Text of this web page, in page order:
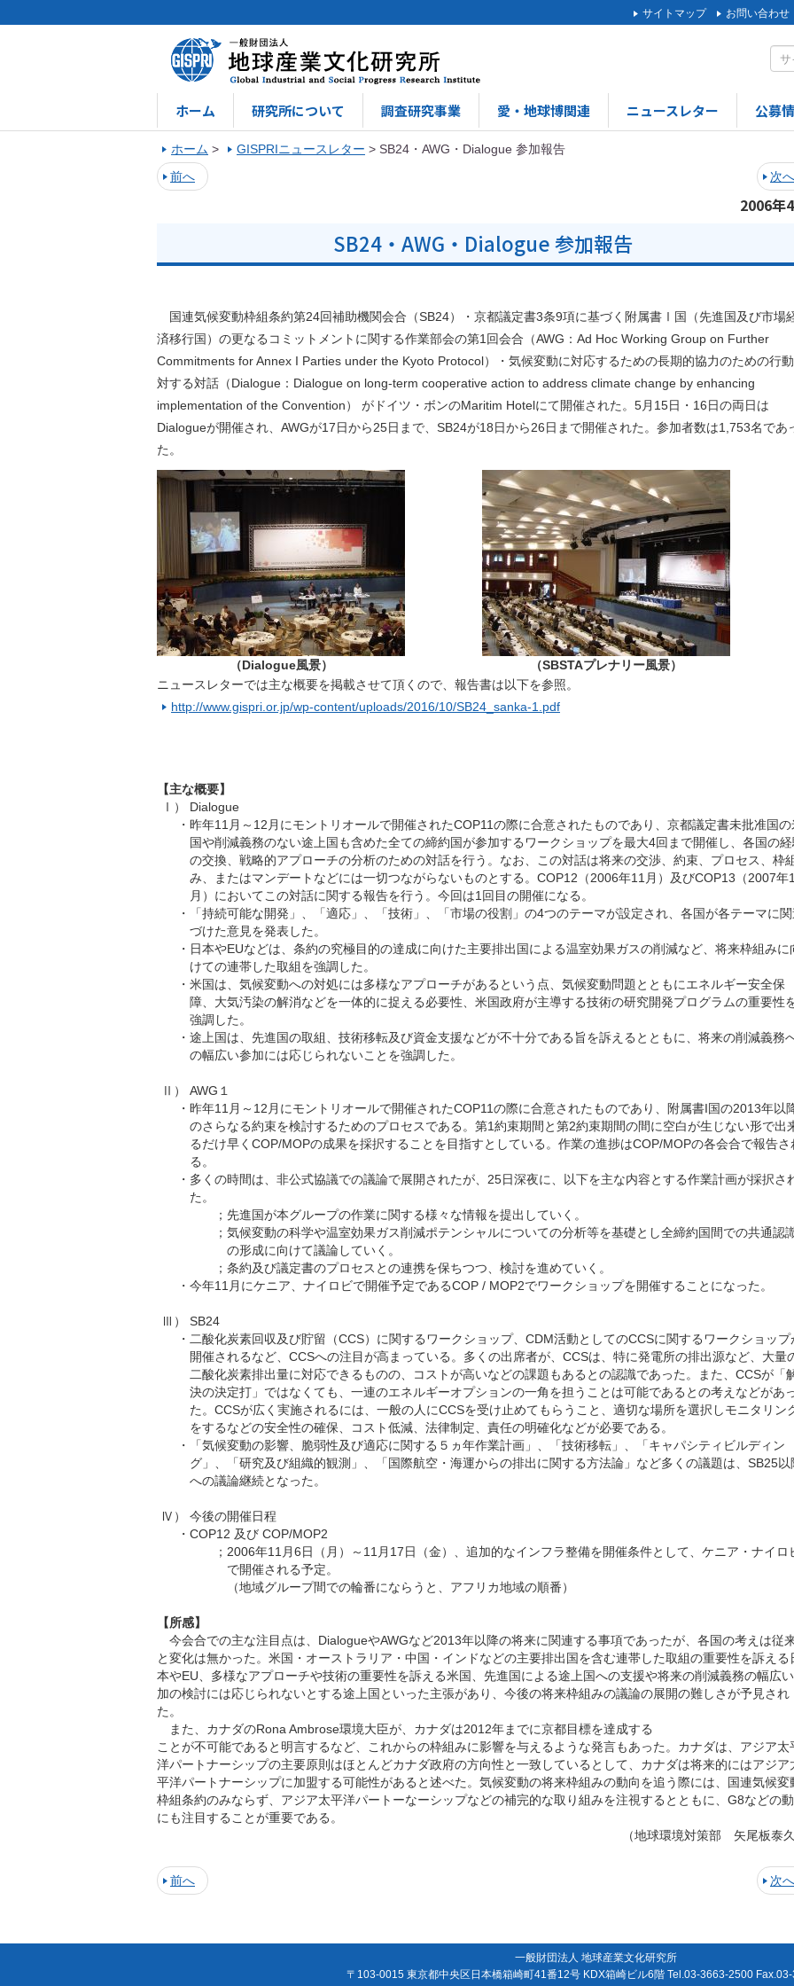
サイトマップ お問い合わせ
ホーム 研究所について 調査研究事業 愛・地球博関連 ニュースレター 公募
ホーム > GISPRIニュースレター > SB24・AWG・Dialogue 参加報告
前へ
次へ
2006年
SB24・AWG・Dialogue 参加報告
国連気候変動枠組条約第24回補助機関会合（SB24）・京都議定書3条9項に基づく附属書Ⅰ国（先進国及び市場
済移行国）の更なるコミットメントに関する作業部会の第1回会合（AWG：Ad Hoc Working Group on Further
Commitments for Annex I Parties under the Kyoto Protocol）・気候変動に対応するための長期的協力のための行
対する対話（Dialogue：Dialogue on long-term cooperative action to address climate change by enhancing
implementation of the Convention） がドイツ・ボンのMaritim Hotelにて開催された。5月15日・16日の両日は
Dialogueが開催され、AWGが17日から25日まで、SB24が18日から26日まで開催された。参加者数は1,753名であ
た。
（Dialogue風景）
（SBSTAプレナリー風景）
ニュースレターでは主な概要を掲載させて頂くので、報告書は以下を参照。
http://www.gispri.or.jp/wp-content/uploads/2016/10/SB24_sanka-1.pdf
【主な概要】
Ⅰ）
Dialogue
・ 昨年11月～12月にモントリオールで開催されたCOP11の際に合意されたものであり、京都議定書未批准国の
国や削減義務のない途上国も含めた全ての締約国が参加するワークショップを最大4回まで開催し、各国の
の交換、戦略的アプローチの分析のための対話を行う。なお、この対話は将来の交渉、約束、プロセス、枠
み、またはマンデートなどには一切つながらないものとする。COP12（2006年11月）及びCOP13（2007年
月）においてこの対話に関する報告を行う。今回は1回目の開催になる。
・
「持続可能な開発」、「適応」、「技術」、「市場の役割」の4つのテーマが設定され、各国が各テーマに関
づけた意見を発表した。
・ 日本やEUなどは、条約の究極目的の達成に向けた主要排出国による温室効果ガスの削減など、将来枠組みに
けての連帯した取組を強調した。
・ 米国は、気候変動への対処には多様なアプローチがあるという点、気候変動問題とともにエネルギー安全保
障、大気汚染の解消などを一体的に捉える必要性、米国政府が主導する技術の研究開発プログラムの重要性
強調した。
・ 途上国は、先進国の取組、技術移転及び資金支援などが不十分である旨を訴えるとともに、将来の削減義務
の幅広い参加には応じられないことを強調した。
Ⅱ）
AWG１
・ 昨年11月～12月にモントリオールで開催されたCOP11の際に合意されたものであり、附属書I国の2013年以
のさらなる約束を検討するためのプロセスである。第1約束期間と第2約束期間の間に空白が生じない形で出
るだけ早くCOP/MOPの成果を採択することを目指すとしている。作業の進捗はCOP/MOPの各会合で報告さ
る。
・ 多くの時間は、非公式協議での議論で展開されたが、25日深夜に、以下を主な内容とする作業計画が採択さ
た。
； 先進国が本グループの作業に関する様々な情報を提出していく。
； 気候変動の科学や温室効果ガス削減ポテンシャルについての分析等を基礎とし全締約国間での共通認
の形成に向けて議論していく。
； 条約及び議定書のプロセスとの連携を保ちつつ、検討を進めていく。
・ 今年11月にケニア、ナイロビで開催予定であるCOP / MOP2でワークショップを開催することになった。
Ⅲ）
SB24
・ 二酸化炭素回収及び貯留（CCS）に関するワークショップ、CDM活動としてのCCSに関するワークショップ
開催されるなど、CCSへの注目が高まっている。多くの出席者が、CCSは、特に発電所の排出源など、大量
二酸化炭素排出量に対応できるものの、コストが高いなどの課題もあるとの認識であった。また、CCSが「
決の決定打」ではなくても、一連のエネルギーオプションの一角を担うことは可能であるとの考えなどがあ
た。CCSが広く実施されるには、一般の人にCCSを受け止めてもらうこと、適切な場所を選択しモニタリン
をするなどの安全性の確保、コスト低減、法律制定、責任の明確化などが必要である。
・
「気候変動の影響、脆弱性及び適応に関する５ヵ年作業計画」、「技術移転」、「キャパシティビルディン
グ」、「研究及び組織的観測」、「国際航空・海運からの排出に関する方法論」など多くの議題は、SB25以
への議論継続となった。
Ⅳ）
今後の開催日程
・ COP12 及び COP/MOP2
； 2006年11月6日（月）～11月17日（金）、追加的なインフラ整備を開催条件として、ケニア・ナイロ
で開催される予定。
（地域グループ間での輪番にならうと、アフリカ地域の順番）
【所感】
今会合での主な注目点は、DialogueやAWGなど2013年以降の将来に関連する事項であったが、各国の考えは従
と変化は無かった。米国・オーストラリア・中国・インドなどの主要排出国を含む連帯した取組の重要性を訴える
本やEU、多様なアプローチや技術の重要性を訴える米国、先進国による途上国への支援や将来の削減義務の幅広
加の検討には応じられないとする途上国といった主張があり、今後の将来枠組みの議論の展開の難しさが予見され
た。
また、カナダのRona Ambrose環境大臣が、カナダは2012年までに京都目標を達成する
ことが不可能であると明言するなど、これからの枠組みに影響を与えるような発言もあった。カナダは、アジア太
洋パートナーシップの主要原則はほとんどカナダ政府の方向性と一致しているとして、カナダは将来的にはアジア
平洋パートナーシップに加盟する可能性があると述べた。気候変動の将来枠組みの動向を追う際には、国連気候変
枠組条約のみならず、アジア太平洋パートーなーシップなどの補完的な取り組みを注視するとともに、G8などの
にも注目することが重要である。
（地球環境対策部 矢尾板泰久
前へ 次へ
一般財団法人 地球産業文化研究所
〒103-0015 東京都中央区日本橋箱崎町41番12号 KDX箱崎ビル6階 Tel.03-3663-2500